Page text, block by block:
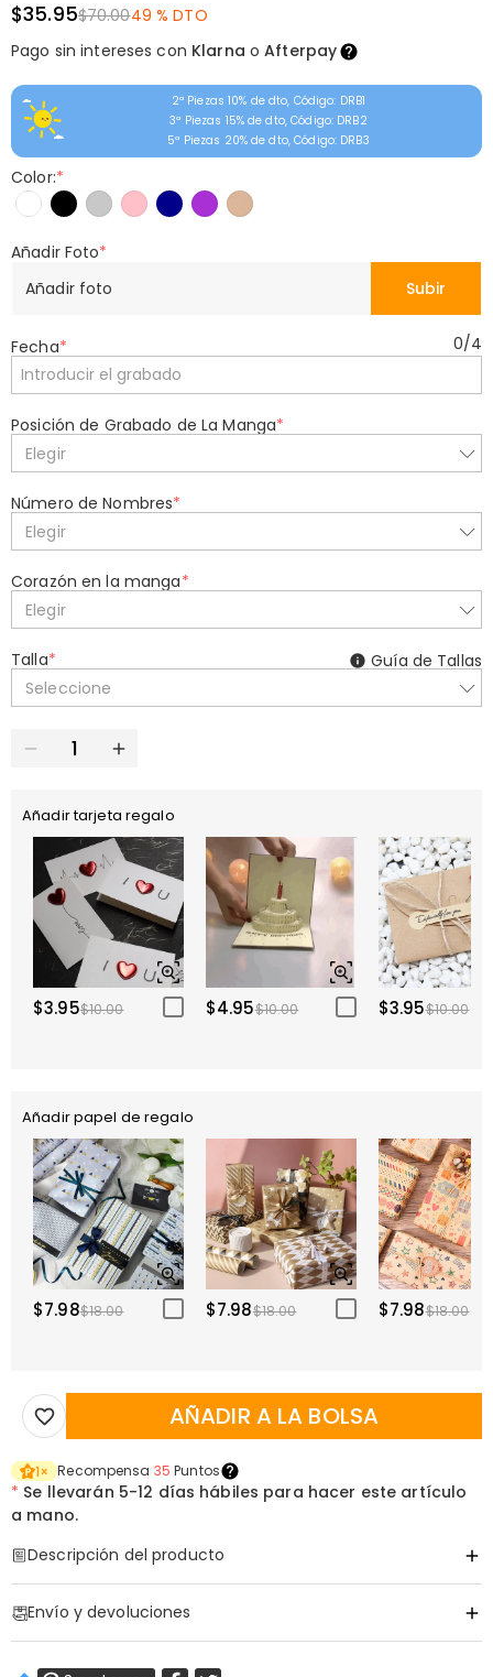
$35.95$70.0049 % DTO
Pago sin intereses con Klarna oAfterpay
2ª Piezas 10% de dto, Código: DRB1
3ª Piezas 15% de dto, Código: DRB2
5ª Piezas 20% de dto, Código: DRB3
Color:*
Añadir Foto*
Añadir foto
Subir
Fecha* 0/4
Posición de Grabado de La Manga*
Elegir
Número de Nombres*
Elegir
Corazón en la manga*
Elegir
Talla*
Seleccione
Guía de Tallas
Añadir tarjeta regalo
$3.95$10.00 $4.95$10.00 $3.95$10.00
Añadir papel de regalo
$7.98$18.00 $7.98$18.00 $7.98$18.00
AÑADIR A LA BOLSA
1× Recompensa 35 Puntos
* Se llevarán 5-12 días hábiles para hacer este artículo
a mano.
Descripción del producto
Lleva el Momento en que Se Convirtió en Héroe
Captura la magia fugaz de la paternidad en una obra
Envío y devoluciones